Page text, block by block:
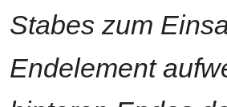
Stabes zum
Endelement